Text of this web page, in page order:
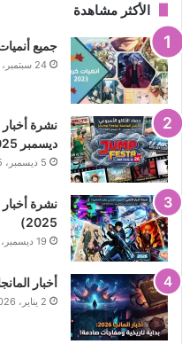
الأكثر مشاهدة
جميع أنميات خريف
24 سبتمبر، 2023
ديسمبر 2025)
5 ديسمبر، 2025
2025)
19 ديسمبر، 2025
أخبار المانجا 2026: بداية تاريخية ومفاجآت
2 يناير، 2026